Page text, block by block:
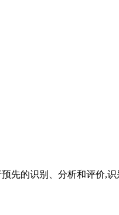
先的识别、分析和评价,